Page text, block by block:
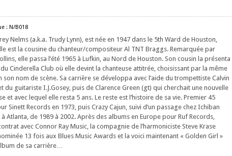
: N/B018
Nelms (a.k.a. Trudy Lynn), est née en 1947 dans le 5th Ward de Houston,
est la cousine du chanteur/compositeur Al TNT Braggs. Remarquée par
elle passa l’été 1965 à Lufkin, au Nord de Houston. Son cousin la présenta
Cinderella Club où elle devint la chanteuse attitrée, choisissant par la même
son nom de scène. Sa carrière se développa avec l’aide du trompettiste Calvin
du guitariste I.J.Gosey, puis de Clarence Green (gt) qui cherchait une nouvelle
et avec lequel elle resta 5 ans. Le reste est l’histoire de sa vie. Premier 45
Sinett Records en 1973, puis Crazy Cajun, suivi d‘un passage chez Ichiban
à Atlanta, de 1989 à 2002. Après des albums en Europe pour Ruf Records,
avec Connor Ray Music, la compagnie de l’harmoniciste Steve Krase
13 fois aux Blues Music Awards et la voici maintenant « Golden Girl »
de sa carrière…